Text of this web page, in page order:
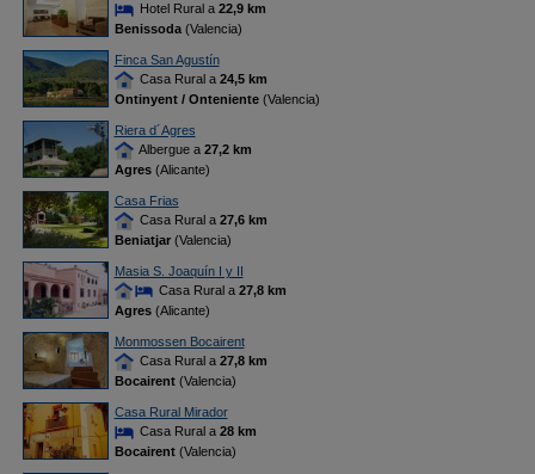
Hotel Rural a 22,9 km
Benissoda(Valencia)
Finca San Agustín
Casa Rural a 24,5 km
Ontinyent / Onteniente(Valencia)
Riera d´Agres
Albergue a 27,2 km
Agres(Alicante)
Casa Frias
Casa Rural a 27,6 km
Beniatjar(Valencia)
Masia S. Joaquín I y II
Casa Rural a 27,8 km
Agres(Alicante)
Monmossen Bocairent
Casa Rural a 27,8 km
Bocairent(Valencia)
Casa Rural Mirador
Casa Rural a 28 km
Bocairent(Valencia)